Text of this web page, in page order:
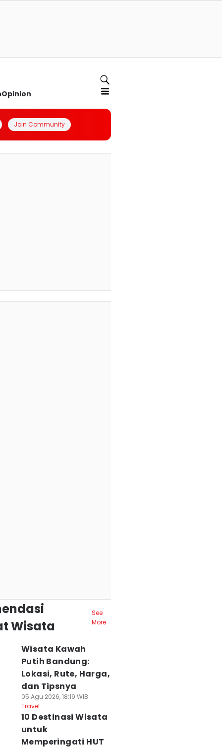
Opinion
Join Community
Wisata
See
More
Wisata Kawah
Putih Bandung:
Lokasi, Rute, Harga,
dan Tipsnya
05 Agu 2026, 18:19 WIB
Travel
10 Destinasi Wisata
untuk
Memperingati HUT